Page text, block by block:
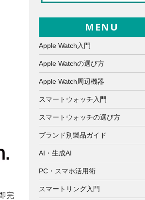
完
MENU
Apple Watch入門
Apple Watchの選び方
Apple Watch周辺機器
スマートウォッチ入門
スマートウォッチの選び方
ブランド別製品ガイド
AI・生成AI
PC・スマホ活用術
スマートリング入門